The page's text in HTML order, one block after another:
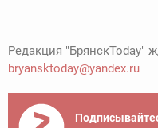
Редакция "БрянскToday"
bryansktoday@yandex.ru